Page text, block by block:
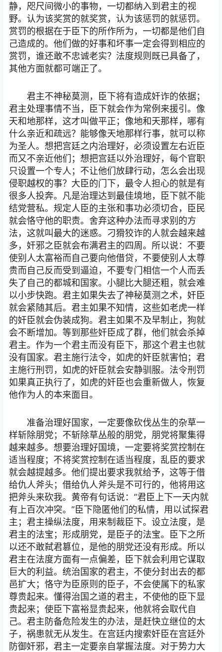
静，咫尺间微小的事物，一切都纳入到君主的视
野。认为该奖赏的就奖赏，认为该惩罚的就惩罚。
赏罚的根据在于臣下的所作所为，一切都是他们自
己造成的。他们做的好事和坏事一定会得到相应的
赏罚，谁还敢不忠诚老实？法度规则既已具备了，
其他方面就都可端正了。
君主不神秘莫测，臣下将有造成奸诈的依据；
君主处理事情不当，臣下就会作为常例来援引。像
天和地那样，这才叫做平正；像地和天那样，哪有
什么亲近和疏远？能够像天地那样行事，就可以称
为圣人。想把宫廷之内治理好，必须设置左右近臣
而又不亲近他们；想把宫廷以外治理好，每个官职
只设置一个专人；不让他们放肆行动，怎么会出现
侵职越权的事？大臣的门下，最令人担心的就是有
很多人投奔。凡是治理达到最佳境地，臣下就不能
结党营私。规定人臣的主张和事功必须切合，臣民
就会恪守他的职责。舍弃这种办法而寻求别的方
法，这就叫最大的迷惑。刁猾狡诈的人就会越来越
多，奸邪之臣就会布满君主的四周。所以说：不要
使别人太富裕而自己要向他借贷，不要使别人太尊
贵而自己反而受到逼迫，不要专门相信一个人而丢
失了自己的都城和国家。小腿比大腿还粗，就会难
以小步快跑。君主如果失去了神秘莫测之术，奸臣
就会紧随其后。君主如果不知情，这些如老虎一样
的奸臣就会伪装成狗。君主如果不及早制止，狗就
会不断增加。等到那些奸臣成了群，他们就会杀掉
君主。作为一个君主而没有臣下，那这个君主也就
没有国家。君主施行法令，如虎的奸臣就害怕；君
主施行刑罚，如虎的奸臣就会安静驯服。法令刑罚
如果真正执行了，如虎的奸臣也会重新做人，恢复
他作为人的本来面目。
准备治理好国家，一定要像砍伐丛生的杂草一
样斩除朋党；不斩除草丛般的朋党，朋党将聚集得
越来越多。想要治理好国境，一定要将奖赏控制在
适当程度；不将奖赏控制在适当程度，乱臣的要求
就会越提越多。他们提出要求我就给予，这等于借
给仇人斧头；借给仇人斧头是不可行的，他将用这
把斧头来砍我。黄帝有句话说：“君臣上下一天内就
有上百次冲突。”臣下隐匿他们的私情，用以试探君
主；君主操纵法度，用来制裁臣下。设立法度，是
君主的法宝；形成朋党，是臣子的法宝。臣下之所
以还不敢弑君篡位，是他的朋党还没有形成。所以
君主在法度方面有一点偏差，臣下就会利用它谋取
巨大的利益。统治国家的君主，不使分封出去的都
邑扩大；恪守为臣原则的臣子，不会使属下的私家
尊贵起来。懂得治国之道的君主，不使他的臣下显
贵起来；使臣下富裕显贵起来，他就将会取代自
己。君主防备危险发生的办法，是赶快立继位的太
子，祸患就无从发生。在宫廷内搜索奸臣在宫廷外
防御奸邪，君主一定要亲自掌握法度。对于势力大